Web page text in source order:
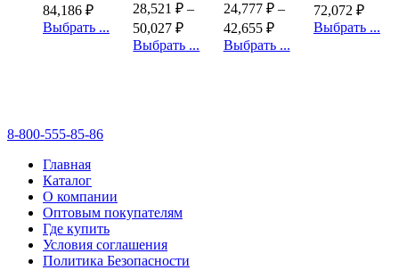
84,186 ₽
Выбрать ...
28,521₽ –
50,027₽
Выбрать ...
24,777 ₽–
42,655 ₽
Выбрать ...
72,072 ₽
Выбрать ...
8-800-555-85-86
Главная
Каталог
О компании
Оптовым покупателям
Где купить
Условия соглашения
Политика Безопасности